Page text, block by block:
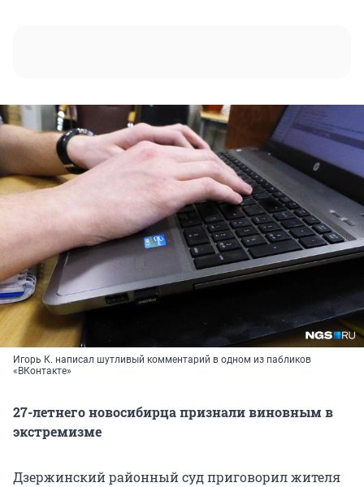
Игорь К. написал шутливый комментарий в одном из пабликов
«ВКонтакте»
27-летнего новосибирца признали виновным в
экстремизме
Дзержинский районный суд приговорил жителя